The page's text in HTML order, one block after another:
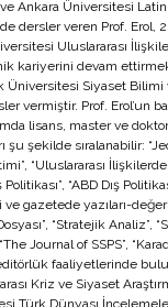
Ankara Üniversitesi Latin
dersler veren Prof. Erol,
Uluslararası
kariyerini devam
Üniversitesi Siyaset Bilimi
vermiştir. Prof. Erol’un
lisans, master ve
şu şekilde sıralanabilir:
“Uluslararası
Politikası”, “ABD Dış
ve gazetede yazıları-
“Stratejik Analiz”,
Journal of SSPS”,
faaliyetlerinde
Kriz ve Siyaset
Türk Dünyası